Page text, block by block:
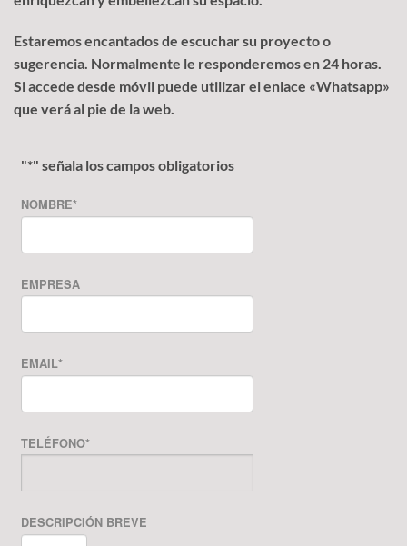
Estaremos encantados de escuchar su proyecto o
sugerencia. Normalmente le responderemos en 24 horas.
Si accede desde móvil puede utilizar el enlace «Whatsapp»
que verá al pie de la web.
"*" señala los campos obligatorios
NOMBRE*
EMPRESA
EMAIL*
TELÉFONO*
DESCRIPCIÓN BREVE